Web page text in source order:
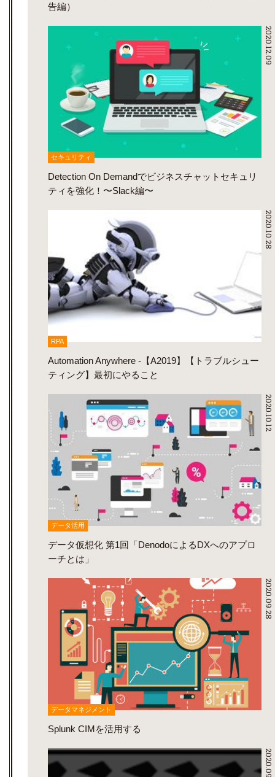
告編）
2020.12.09
セキュリティ
Detection On Demandでビジネスチャットセキュリ
ティを強化！〜Slack編〜
2020.10.28
RPA
Automation Anywhere -【A2019】【トラブルシュー
ティング】最初にやること
2020.10.12
データ活用
データ仮想化 第1回「DenodoによるDXへのアプロ
ーチとは」
2020.09.28
データマネジメント
Splunk CIMを活用する
2020.09.25